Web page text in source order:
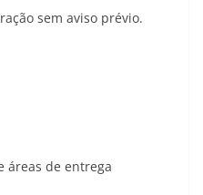
sem aviso prévio.
áreas de entrega